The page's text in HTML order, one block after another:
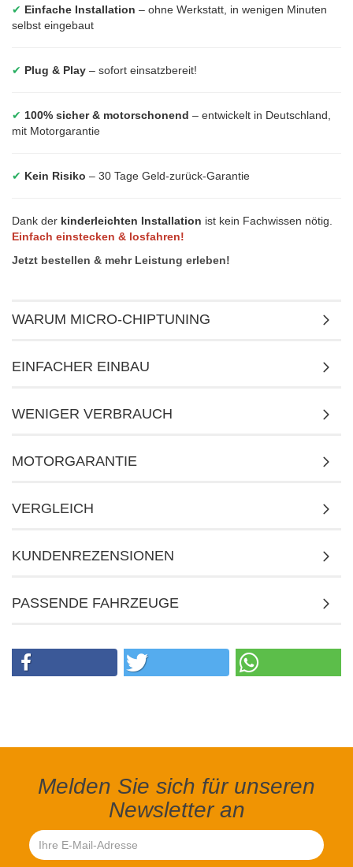
✔ Einfache Installation – ohne Werkstatt, in wenigen Minuten
selbst eingebaut
✔ Plug & Play – sofort einsatzbereit!
✔ 100% sicher & motorschonend – entwickelt in Deutschland,
mit Motorgarantie
✔ Kein Risiko – 30 Tage Geld-zurück-Garantie
Dank der kinderleichten Installation ist kein Fachwissen nötig.
Einfach einstecken & losfahren!
Jetzt bestellen & mehr Leistung erleben!
WARUM MICRO-CHIPTUNING
EINFACHER EINBAU
WENIGER VERBRAUCH
MOTORGARANTIE
VERGLEICH
KUNDENREZENSIONEN
PASSENDE FAHRZEUGE
Melden Sie sich für unseren
Newsletter an